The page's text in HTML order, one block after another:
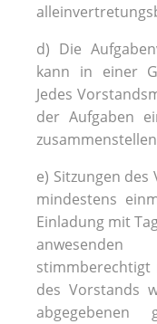
d) Die
kann in einer
Jedes
der Aufgaben
e) Sitzungen
mindestens
Einladung mit
stimmberechtigt
des Vorstands